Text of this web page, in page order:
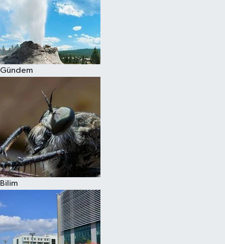
Gündem
Bilim